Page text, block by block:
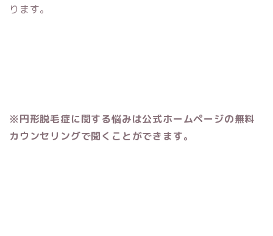
ります。
※円形脱毛症に関する悩みは公式ホームページの無料
カウンセリングで聞くことができます。